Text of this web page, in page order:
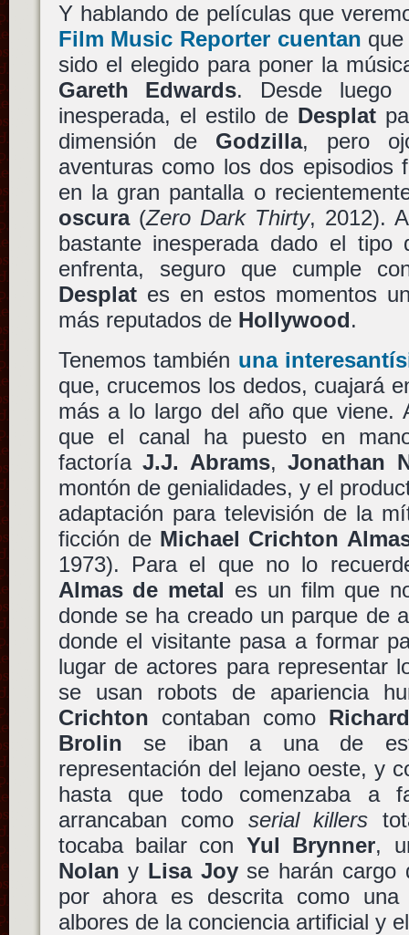
Y hablando de películas que
Film Music Reporter cuentan
sido el elegido para poner la
Gareth Edwards. Desde luego
inesperada, el estilo de Desplat
dimensión de Godzilla, pero
aventuras como los dos episodios
en la gran pantalla o
oscura(Zero Dark Thirty, 2012).
bastante inesperada dado el
enfrenta, seguro que cumple
Desplates en estos momentos
más reputados de Hollywood.
Tenemos también una
que, crucemos los dedos, cuajará
más a lo largo del año que viene.
que el canal ha puesto en
factoríaJ.J. Abrams,Jonathan
montón de genialidades, y el
adaptación para televisión de la
ficción de Michael Crichton
1973). Para el que no lo
Almas de metal es un film que
donde se ha creado un parque de
donde el visitante pasa a formar
lugar de actores para representar
se usan robots de apariencia
Crichton contaban como
Brolin se iban a una de
representación del lejano oeste, y
hasta que todo comenzaba a
arrancaban como serial killers
tocaba bailar con Yul Brynner,
Nolan y Lisa Joyse harán cargo
por ahora es descrita como
albores de la conciencia artificial y